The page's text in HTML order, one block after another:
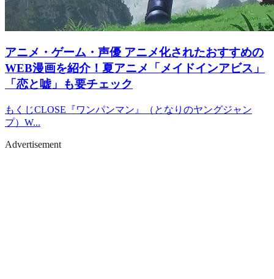
アニメ・ゲーム・声優 アニメ化されたおすすめの
WEB漫画を紹介！夏アニメ「メイドインアビス」
「恋と嘘」も要チェック
もくじCLOSE『ワンパンマン』（となりのヤングジャン
プ）W...
Advertisement